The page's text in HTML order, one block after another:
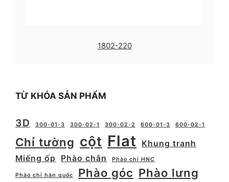
1802-220
TỪ KHÓA SẢN PHẨM
3D 300-01-3 300-02-1 300-02-2 600-01-3 600-02-1
Chỉ tường cột Flat
Khung tranh
Miếng ốp
Phào chân Phào chỉ HNC
Phào chỉ hàn quốc Phào góc Phào lưng